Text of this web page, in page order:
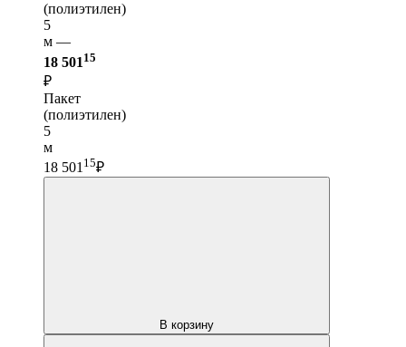
(полиэтилен)
5
м —
18 501 15
₽
Пакет
(полиэтилен)
5
м
18 501 15₽
В корзину